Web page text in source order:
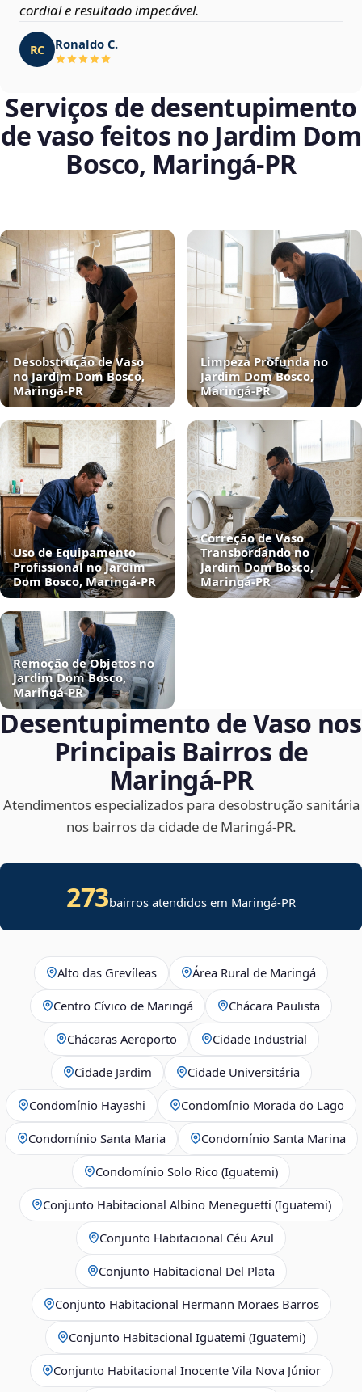
cordial e resultado impecável.
RC Ronaldo C.
Serviços de desentupimento
de vaso feitos no Jardim Dom
Bosco, Maringá‑PR
Desobstrução de Vaso
no Jardim Dom Bosco,
Maringá‑PR
Limpeza Profunda no
Jardim Dom Bosco,
Maringá‑PR
Uso de Equipamento
Profissional no Jardim
Dom Bosco, Maringá‑PR
Correção de Vaso
Transbordando no
Jardim Dom Bosco,
Maringá‑PR
Remoção de Objetos no
Jardim Dom Bosco,
Maringá‑PR
Desentupimento de Vaso nos
Principais Bairros de
Maringá‑PR
Atendimentos especializados para desobstrução sanitária
nos bairros da cidade de Maringá‑PR.
273bairros atendidos em Maringá-PR
Alto das Grevíleas Área Rural de Maringá
Centro Cívico de Maringá Chácara Paulista
Chácaras Aeroporto Cidade Industrial
Cidade Jardim Cidade Universitária
Condomínio Hayashi Condomínio Morada do Lago
Condomínio Santa Maria Condomínio Santa Marina
Condomínio Solo Rico (Iguatemi)
Conjunto Habitacional Albino Meneguetti (Iguatemi)
Conjunto Habitacional Céu Azul
Conjunto Habitacional Del Plata
Conjunto Habitacional Hermann Moraes Barros
Conjunto Habitacional Iguatemi (Iguatemi)
Conjunto Habitacional Inocente Vila Nova Júnior